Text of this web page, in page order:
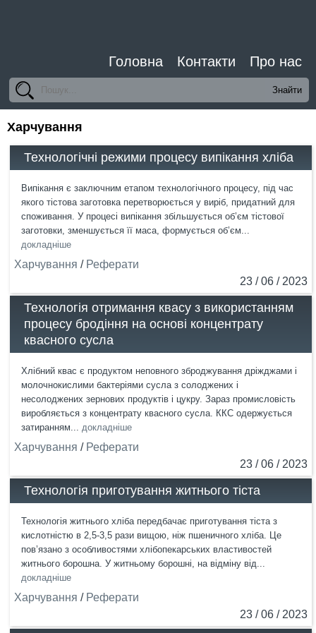
Головна Контакти Про нас
Харчування
Технологічні режими процесу випікання хліба
Випікання є заключним етапом технологічного процесу, під час
якого тістова заготовка перетворюється у виріб, придатний для
споживання. У процесі випікання збільшується об’єм тістової
заготовки, зменшується її маса, формується об’єм...
докладніше
Харчування / Реферати
23 / 06 / 2023
Технологія отримання квасу з використанням
процесу бродіння на основі концентрату
квасного сусла
Хлібний квас є продуктом неповного зброджування дріжджами і
молочнокислими бактеріями сусла з солоджених і
несолоджених зернових продуктів і цукру. Зараз промисловість
виробляється з концентрату квасного сусла. ККС одержується
затиранням... докладніше
Харчування / Реферати
23 / 06 / 2023
Технологія приготування житнього тіста
Технологія житнього хліба передбачає приготування тіста з
кислотністю в 2,5-3,5 рази вищою, ніж пшеничного хліба. Це
пов’язано з особливостями хлібопекарських властивостей
житнього борошна. У житньому борошні, на відміну від...
докладніше
Харчування / Реферати
23 / 06 / 2023